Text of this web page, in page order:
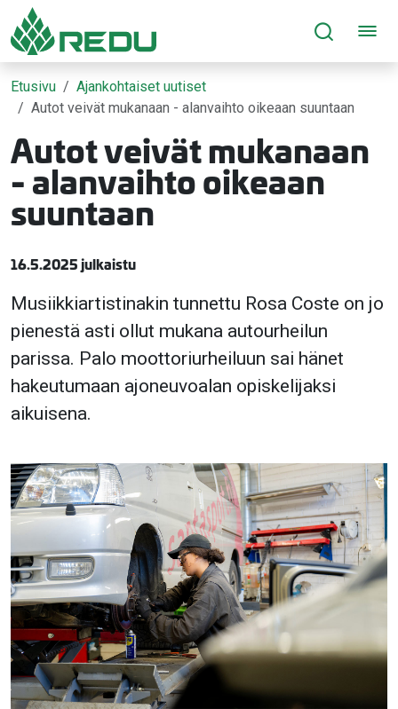
Siirry sivusisältöön
Etusivu
Ajankohtaiset uutiset
Autot veivät mukanaan - alanvaihto oikeaan suuntaan
Autot veivät mukanaan
- alanvaihto oikeaan
suuntaan
16.5.2025 julkaistu
Musiikkiartistinakin tunnettu Rosa Coste on jo
pienestä asti ollut mukana autourheilun
parissa. Palo moottoriurheiluun sai hänet
hakeutumaan ajoneuvoalan opiskelijaksi
aikuisena.